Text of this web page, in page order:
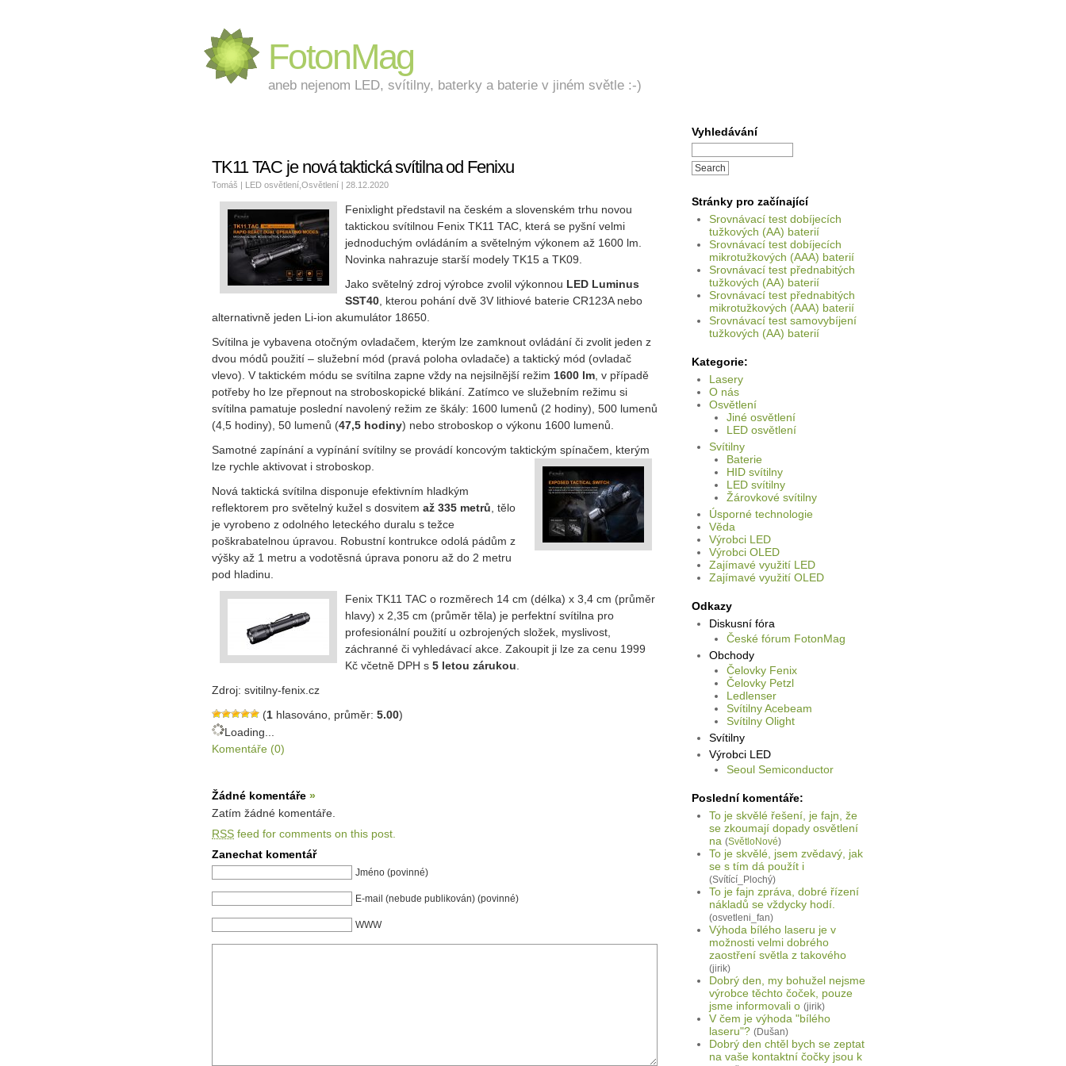
FotonMag
aneb nejenom LED, svítilny, baterky a baterie v jiném světle :-)
Vyhledávání
Stránky pro začínající
Srovnávací test dobíjecích
tužkových (AA) baterií
Srovnávací test dobíjecích
mikrotužkových (AAA) baterií
Srovnávací test přednabitých
tužkových (AA) baterií
Srovnávací test přednabitých
mikrotužkových (AAA) baterií
Srovnávací test samovybíjení
tužkových (AA) baterií
Kategorie:
Lasery
O nás
Osvětlení
Jiné osvětlení
LED osvětlení
Svítilny
Baterie
HID svítilny
LED svítilny
Žárovkové svítilny
Úsporné technologie
Věda
Výrobci LED
Výrobci OLED
Zajímavé využití LED
Zajímavé využití OLED
Odkazy
Diskusní fóra
České fórum FotonMag
Obchody
Čelovky Fenix
Čelovky Petzl
Ledlenser
Svítilny Acebeam
Svítilny Olight
Svítilny
Výrobci LED
Seoul Semiconductor
Poslední komentáře:
To je skvělé řešení, je fajn, že
se zkoumají dopady osvětlení
na (SvětloNové)
To je skvělé, jsem zvědavý, jak
se s tím dá použít i
(Svítící_Plochý)
To je fajn zpráva, dobré řízení
nákladů se vždycky hodí.
(osvetleni_fan)
Výhoda bílého laseru je v
možnosti velmi dobrého
zaostření světla z takového
(jirik)
Dobrý den, my bohužel nejsme
výrobce těchto čoček, pouze
jsme informovali o (jirik)
V čem je výhoda "bílého
laseru"? (Dušan)
Dobrý den chtěl bych se zeptat
na vaše kontaktní čočky jsou k
TK11 TAC je nová taktická svítilna od Fenixu
Tomáš | LED osvětlení Osvětlení | 28.12.2020
Fenixlight představil na českém a slovenském trhu novou
taktickou svítilnou Fenix TK11 TAC, která se pyšní velmi
jednoduchým ovládáním a světelným výkonem až 1600 lm.
Novinka nahrazuje starší modely TK15 a TK09.
Jako světelný zdroj výrobce zvolil výkonnou LED Luminus
SST40 , kterou pohání dvě 3V lithiové baterie CR123A nebo
alternativně jeden Li-ion akumulátor 18650.
Svítilna je vybavena otočným ovladačem, kterým lze zamknout ovládání či zvolit jeden z
dvou módů použití – služební mód (pravá poloha ovladače) a taktický mód (ovladač
vlevo). V taktickém módu se svítilna zapne vždy na nejsilnější režim 1600 lm , v případě
potřeby ho lze přepnout na stroboskopické blikání. Zatímco ve služebním režimu si
svítilna pamatuje poslední navolený režim ze škály: 1600 lumenů (2 hodiny), 500 lumenů
(4,5 hodiny), 50 lumenů (47,5 hodiny) nebo stroboskop o výkonu 1600 lumenů.
Samotné zapínání a vypínání svítilny se provádí koncovým taktickým spínačem, kterým
lze rychle aktivovat i stroboskop.
Nová taktická svítilna disponuje efektivním hladkým
reflektorem pro světelný kužel s dosvitem až 335 metrů , tělo
je vyrobeno z odolného leteckého duralu s težce
poškrabatelnou úpravou. Robustní kontrukce odolá pádům z
výšky až 1 metru a vodotěsná úprava ponoru až do 2 metru
pod hladinu.
Fenix TK11 TAC o rozměrech 14 cm (délka) x 3,4 cm (průměr
hlavy) x 2,35 cm (průměr těla) je perfektní svítilna pro
profesionální použití u ozbrojených složek, myslivost,
záchranné či vyhledávací akce. Zakoupit ji lze za cenu 1999
Kč včetně DPH s 5 letou zárukou
Zdroj: svitilny-fenix.cz
(1 hlasováno, průměr: 5.00)
Loading...
Komentáře (0)
Žádné komentáře »
Zatím žádné komentáře.
RSS feed for comments on this post.
Zanechat komentář
Jméno (povinné)
E-mail (nebude publikován) (povinné)
WWW